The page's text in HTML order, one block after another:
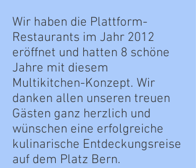
Wir haben die Plattform-
Restaurants im Jahr 2012
eröffnet und hatten 8 schöne
Jahre mit diesem
Multikitchen-Konzept. Wir
danken allen unseren treuen
Gästen ganz herzlich und
wünschen eine erfolgreiche
kulinarische Entdeckungsreise
auf dem Platz Bern.